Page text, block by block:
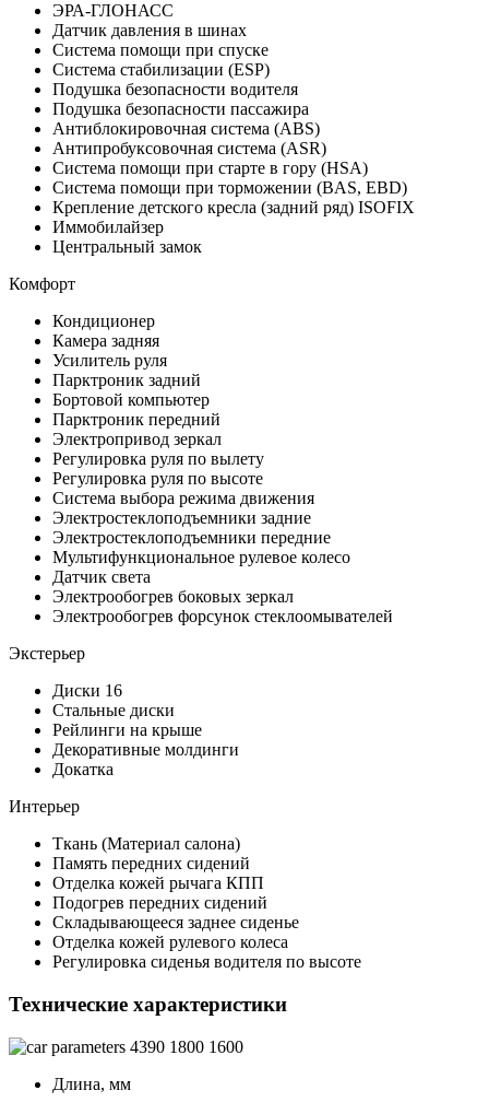
ЭРА-ГЛОНАСС
Датчик давления в шинах
Система помощи при спуске
Система стабилизации (ESP)
Подушка безопасности водителя
Подушка безопасности пассажира
Антиблокировочная система (ABS)
Антипробуксовочная система (ASR)
Система помощи при старте в гору (HSA)
Система помощи при торможении (BAS, EBD)
Крепление детского кресла (задний ряд) ISOFIX
Иммобилайзер
Центральный замок
Комфорт
Кондиционер
Камера задняя
Усилитель руля
Парктроник задний
Бортовой компьютер
Парктроник передний
Электропривод зеркал
Регулировка руля по вылету
Регулировка руля по высоте
Система выбора режима движения
Электростеклоподъемники задние
Электростеклоподъемники передние
Мультифункциональное рулевое колесо
Датчик света
Электрообогрев боковых зеркал
Электрообогрев форсунок стеклоомывателей
Экстерьер
Диски 16
Стальные диски
Рейлинги на крыше
Декоративные молдинги
Докатка
Интерьер
Ткань (Материал салона)
Память передних сидений
Отделка кожей рычага КПП
Подогрев передних сидений
Складывающееся заднее сиденье
Отделка кожей рулевого колеса
Регулировка сиденья водителя по высоте
Технические характеристики
4390 1800 1600
Длина, мм